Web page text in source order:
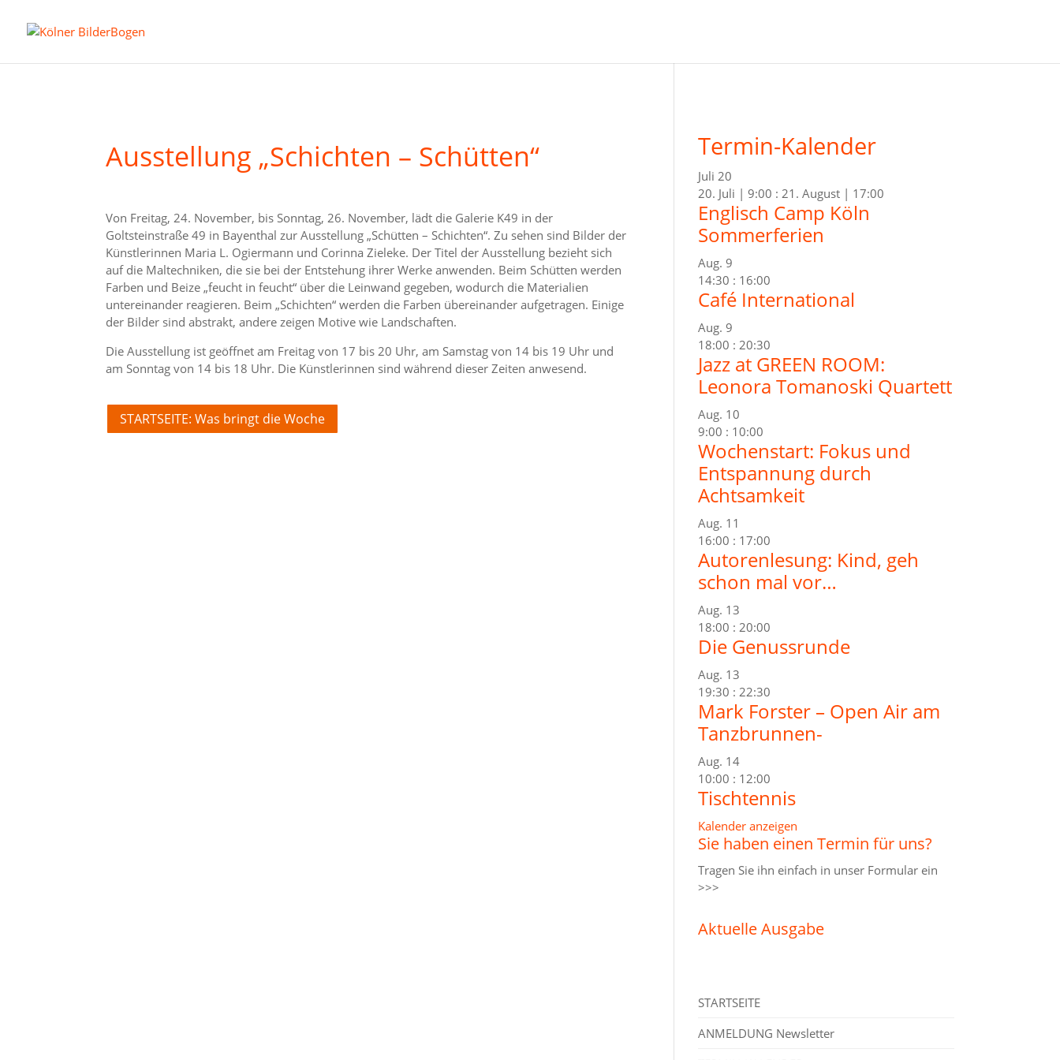
Ausstellung „Schichten – Schütten“
Von Freitag, 24. November, bis Sonntag, 26. November, lädt die Galerie K49 in der
Goltsteinstraße 49 in Bayenthal zur Ausstellung „Schütten – Schichten“. Zu sehen sind Bilder der
Künstlerinnen Maria L. Ogiermann und Corinna Zieleke. Der Titel der Ausstellung bezieht sich
auf die Maltechniken, die sie bei der Entstehung ihrer Werke anwenden. Beim Schütten werden
Farben und Beize „feucht in feucht“ über die Leinwand gegeben, wodurch die Materialien
untereinander reagieren. Beim „Schichten“ werden die Farben übereinander aufgetragen. Einige
der Bilder sind abstrakt, andere zeigen Motive wie Landschaften.
Die Ausstellung ist geöffnet am Freitag von 17 bis 20 Uhr, am Samstag von 14 bis 19 Uhr und
am Sonntag von 14 bis 18 Uhr. Die Künstlerinnen sind während dieser Zeiten anwesend.
STARTSEITE: Was bringt die Woche
Termin-Kalender
Juli 20
20. Juli | 9:00 : 21. August | 17:00
Englisch Camp Köln
Sommerferien
Aug. 9
14:30 : 16:00
Café International
Aug. 9
18:00 : 20:30
Jazz at GREEN ROOM:
Leonora Tomanoski Quartett
Aug. 10
9:00 : 10:00
Wochenstart: Fokus und
Entspannung durch
Achtsamkeit
Aug. 11
16:00 : 17:00
Autorenlesung: Kind, geh
schon mal vor…
Aug. 13
18:00 : 20:00
Die Genussrunde
Aug. 13
19:30 : 22:30
Mark Forster – Open Air am
Tanzbrunnen-
Aug. 14
10:00 : 12:00
Tischtennis
Kalender anzeigen
Sie haben einen Termin für uns?
Tragen Sie ihn einfach in unser Formular ein
>>>
Aktuelle Ausgabe
STARTSEITE
ANMELDUNG Newsletter